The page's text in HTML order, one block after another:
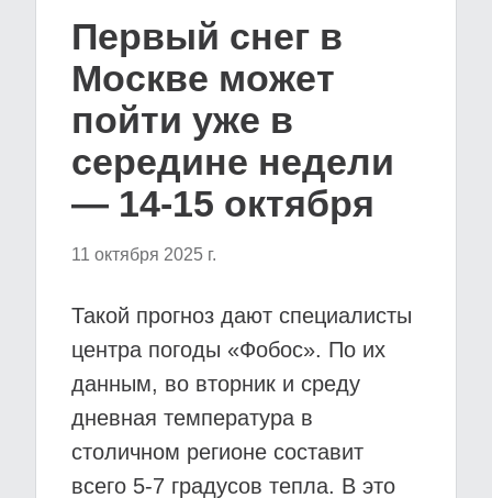
Первый снег в
Москве может
пойти уже в
середине недели
— 14-15 октября
11 октября 2025 г.
Такой прогноз дают специалисты
центра погоды «Фобос». По их
данным, во вторник и среду
дневная температура в
столичном регионе составит
всего 5-7 градусов тепла. В это